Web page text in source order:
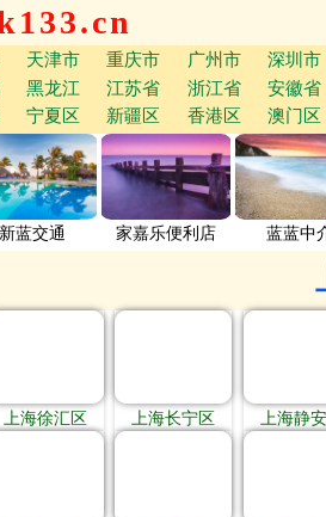
天津市 重庆市 广州市 深圳市
黑龙江 江苏省 浙江省 安徽省
宁夏区 新疆区 香港区 澳门区
新蓝交通 家嘉乐便利店 蓝蓝中
上海徐汇区 上海长宁区 上海静